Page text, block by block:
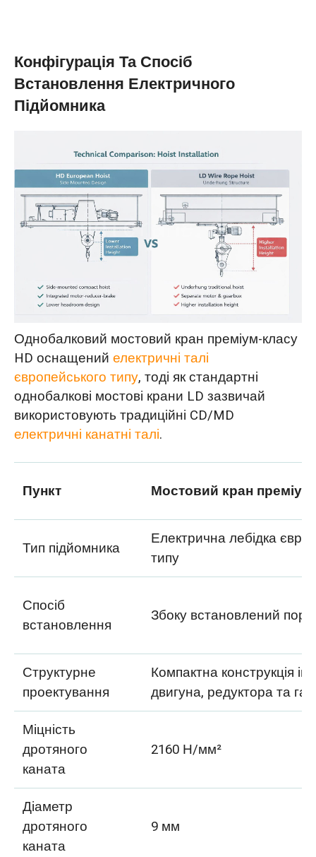
Конфігурація Та Спосіб
Встановлення Електричного
Підйомника
Однобалковий мостовий кран преміум-класу
HD оснащений електричні талі
європейського типу, тоді як стандартні
однобалкові мостові крани LD зазвичай
використовують традиційні CD/MD
електричні канатні талі.
Пункт Мостовий кран
Тип підйомника
Електрична лебідка
типу
Спосіб
встановлення
Збоку встановлений
Структурне
проектування
Компактна конструкція
двигуна, редуктора та
Міцність
дротяного
каната
2160 Н/мм²
Діаметр
дротяного
каната
9 мм